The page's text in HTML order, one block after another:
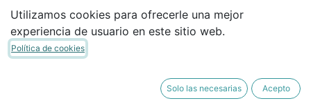
Utilizamos cookies para ofrecerle una mejor
experiencia de usuario en este sitio web.
Política de cookies
Solo las necesarias Acepto